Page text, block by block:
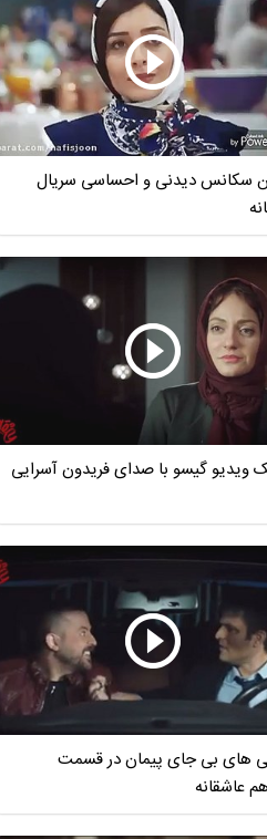
سکانس دیدنی و احساسی سریال
ویدیو گیسو با صدای فریدون آسرایی
های بی جای پیمان در قسمت
عاشقانه